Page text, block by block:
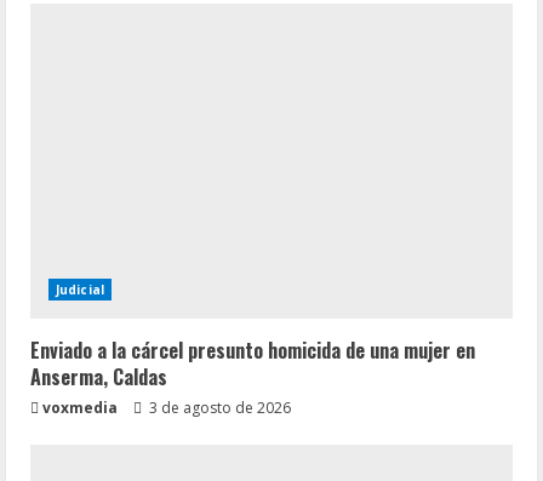
Judicial
Enviado a la cárcel presunto homicida de una mujer en
Anserma, Caldas
voxmedia 3 de agosto de 2026